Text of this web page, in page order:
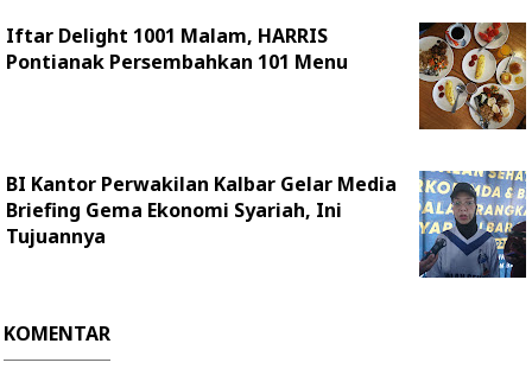
Iftar Delight 1001 Malam, HARRIS
Pontianak Persembahkan 101 Menu
BI Kantor Perwakilan Kalbar Gelar Media
Briefing Gema Ekonomi Syariah, Ini
Tujuannya
KOMENTAR